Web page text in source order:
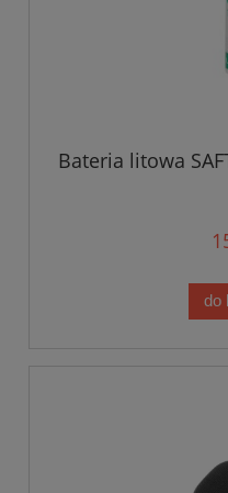
Bateria litowa
do